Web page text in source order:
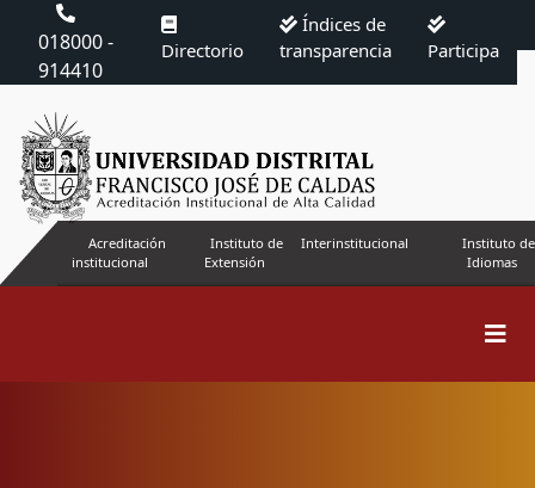
018000 -
914410
Directorio
Índices de
transparencia
Participa
Acreditación
institucional
Instituto de
Extensión
Interinstitucional
Instituto de
Idiomas